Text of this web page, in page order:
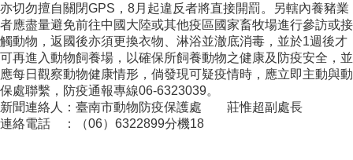
亦切勿擅自關閉GPS，8月起違反者將直接開罰。另轄內養豬業
者應盡量避免前往中國大陸或其他疫區國家畜牧場進行參訪或接
觸動物，返國後亦須更換衣物、淋浴並澈底消毒，並於1週後才
可再進入動物飼養場，以確保所飼養動物之健康及防疫安全，並
應每日觀察動物健康情形，倘發現可疑疫情時，應立即主動與動
保處聯繫，防疫通報專線06-6323039。
新聞連絡人：臺南市動物防疫保護處 莊惟超副處長
連絡電話 ：（06）6322899分機18